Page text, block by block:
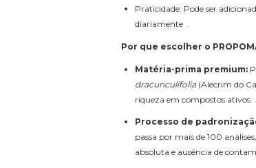
Praticidade: Pode ser
diariamente .
Por que escolher o
Matéria-prima premium:
dracunculifolia (Alecrim do
riqueza em compostos ativos .
Processo de
passa por mais de 100
absoluta e ausência de